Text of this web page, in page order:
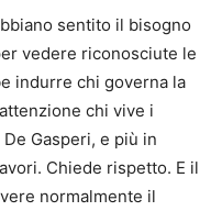
sentito il bisogno
vedere riconosciute le
indurre chi governa la
chi vive i
Gasperi, e più in
Chiede rispetto. E il
normalmente il